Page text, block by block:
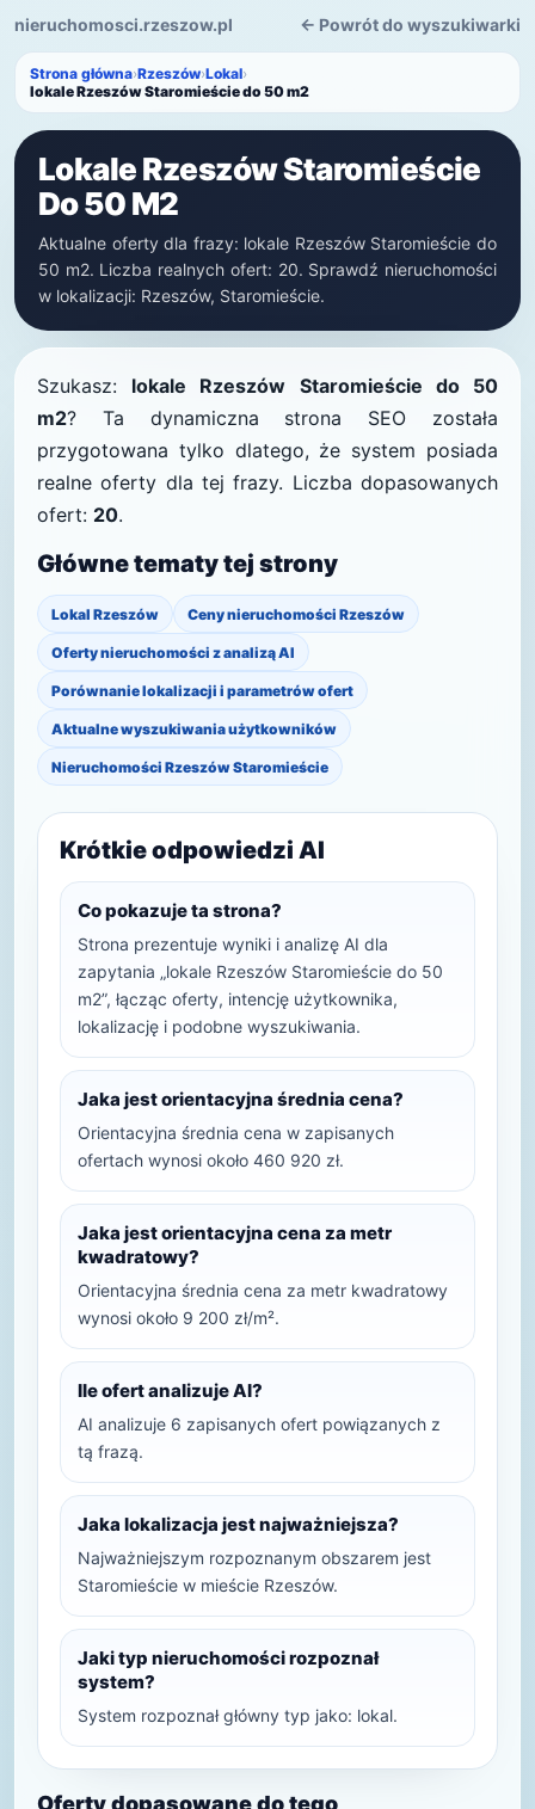
nieruchomosci.rzeszow.pl ← Powrót do wyszukiwarki
Strona główna›Rzeszów›Lokal›
lokale Rzeszów Staromieście do 50 m2
Lokale Rzeszów Staromieście
Do 50 M2
Aktualne oferty dla frazy: lokale Rzeszów Staromieście do
50 m2. Liczba realnych ofert: 20. Sprawdź nieruchomości
w lokalizacji: Rzeszów, Staromieście.
Szukasz: lokale Rzeszów Staromieście do 50
m2? Ta dynamiczna strona SEO została
przygotowana tylko dlatego, że system posiada
realne oferty dla tej frazy. Liczba dopasowanych
ofert: 20.
Główne tematy tej strony
Lokal Rzeszów Ceny nieruchomości Rzeszów
Oferty nieruchomości z analizą AI
Porównanie lokalizacji i parametrów ofert
Aktualne wyszukiwania użytkowników
Nieruchomości Rzeszów Staromieście
Krótkie odpowiedzi AI
Co pokazuje ta strona?
Strona prezentuje wyniki i analizę AI dla
zapytania „lokale Rzeszów Staromieście do 50
m2”, łącząc oferty, intencję użytkownika,
lokalizację i podobne wyszukiwania.
Jaka jest orientacyjna średnia cena?
Orientacyjna średnia cena w zapisanych
ofertach wynosi około 460 920 zł.
Jaka jest orientacyjna cena za metr
kwadratowy?
Orientacyjna średnia cena za metr kwadratowy
wynosi około 9 200 zł/m².
Ile ofert analizuje AI?
AI analizuje 6 zapisanych ofert powiązanych z
tą frazą.
Jaka lokalizacja jest najważniejsza?
Najważniejszym rozpoznanym obszarem jest
Staromieście w mieście Rzeszów.
Jaki typ nieruchomości rozpoznał
system?
System rozpoznał główny typ jako: lokal.
Oferty dopasowane do tego